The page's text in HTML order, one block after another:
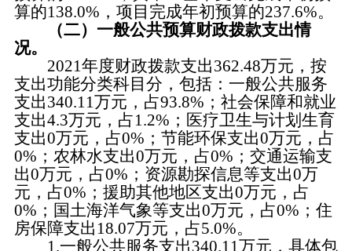
算的138.0%，项目完成年初预算的237.6%。
（二）一般公共预算财政拨款支出情
况。
2021年度财政拨款支出362.48万元，按
支出功能分类科目分，包括：一般公共服务
支出340.11万元，占93.8%；社会保障和就业
支出4.3万元，占1.2%；医疗卫生与计划生育
支出0万元，占0%；节能环保支出0万元，占
0%；农林水支出0万元，占0%；交通运输支
出0万元，占0%；资源勘探信息等支出0万
元，占0%；援助其他地区支出0万元，占
0%；国土海洋气象等支出0万元，占0%；住
房保障支出18.07万元，占5.0%。
1.一般公共服务支出340.11万元，具体包